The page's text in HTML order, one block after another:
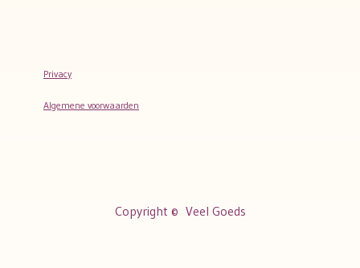
Privacy
Algemene voorwaarden
Copyright © Veel Goeds